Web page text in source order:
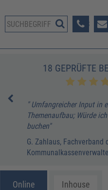
08233 381-123
18 GEPRÜFTE
" Umfangreicher Input in
Themenaufbau; Würde
buchen"
G. Zahlaus, Fachverband
Online Inhouse